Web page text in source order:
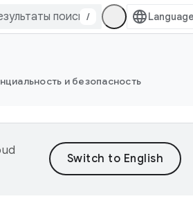
/
и безопасность